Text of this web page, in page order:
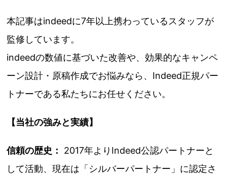
本記事はindeedに7年以上携わっているスタッフが
監修しています。
indeedの数値に基づいた改善や、効果的なキャンペ
ーン設計・原稿作成でお悩みなら、Indeed正規パー
トナーである私たちにお任せください。
【当社の強みと実績】
信頼の歴史：
2017年よりIndeed公認パートナーと
して活動、現在は「シルバーパートナー」に認定さ